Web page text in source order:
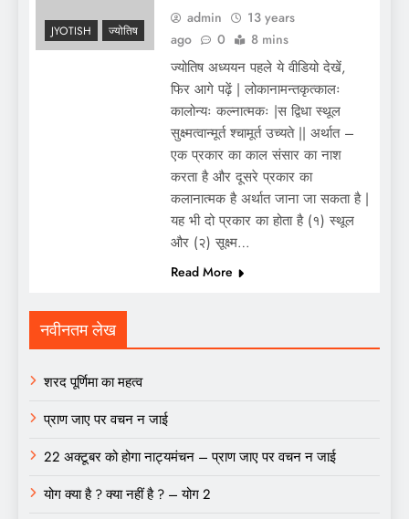
JYOTISH ज्योतिष
admin
13 years
ago
0 8 mins
ज्योतिष अध्ययन पहले ये वीडियो देखें,
फिर आगे पढ़ें | लोकानामन्तकृत्कालः
कालोन्यः कल्नात्मकः |स द्विधा स्थूल
सुक्ष्मत्वान्मूर्त श्चामूर्त उच्यते || अर्थात –
एक प्रकार का काल संसार का नाश
करता है और दूसरे प्रकार का
कलानात्मक है अर्थात जाना जा सकता है |
यह भी दो प्रकार का होता है (१) स्थूल
और (२) सूक्ष्म…
Read More
नवीनतम लेख
शरद पूर्णिमा का महत्व
प्राण जाए पर वचन न जाई
22 अक्टूबर को होगा नाट्यमंचन – प्राण जाए पर वचन न जाई
योग क्या है ? क्या नहीं है ? – योग 2